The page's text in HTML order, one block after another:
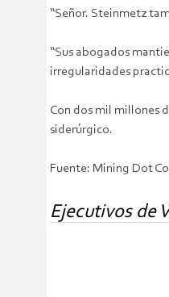
“Señor. Steinmetz
“Sus abogados
irregularidades
Con dos mil millones
siderúrgico.
Fuente: Mining Dot
Ejecutivos de